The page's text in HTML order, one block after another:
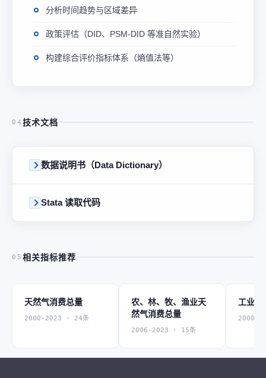
分析时间趋势与区域差异
政策评估（DID、PSM-DID 等准自然实验）
构建综合评价指标体系（熵值法等）
04 技术文档
数据说明书（Data Dictionary）
Stata 读取代码
05 相关指标推荐
天然气消费总量
2000-2023 · 24条
农、林、牧、渔业天
然气消费总量
2006-2023 · 15条
工业天
2000-